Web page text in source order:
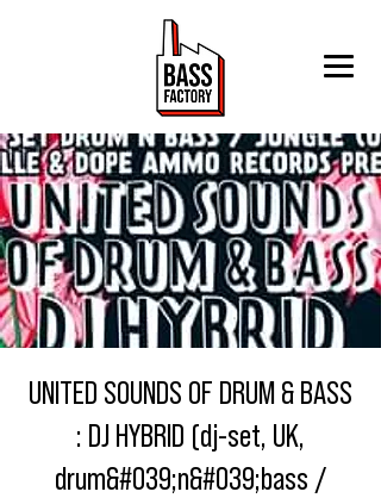
UNITED SOUNDS OF DRUM & BASS
: DJ HYBRID (dj-set, UK,
drum&#039;n&#039;bass /